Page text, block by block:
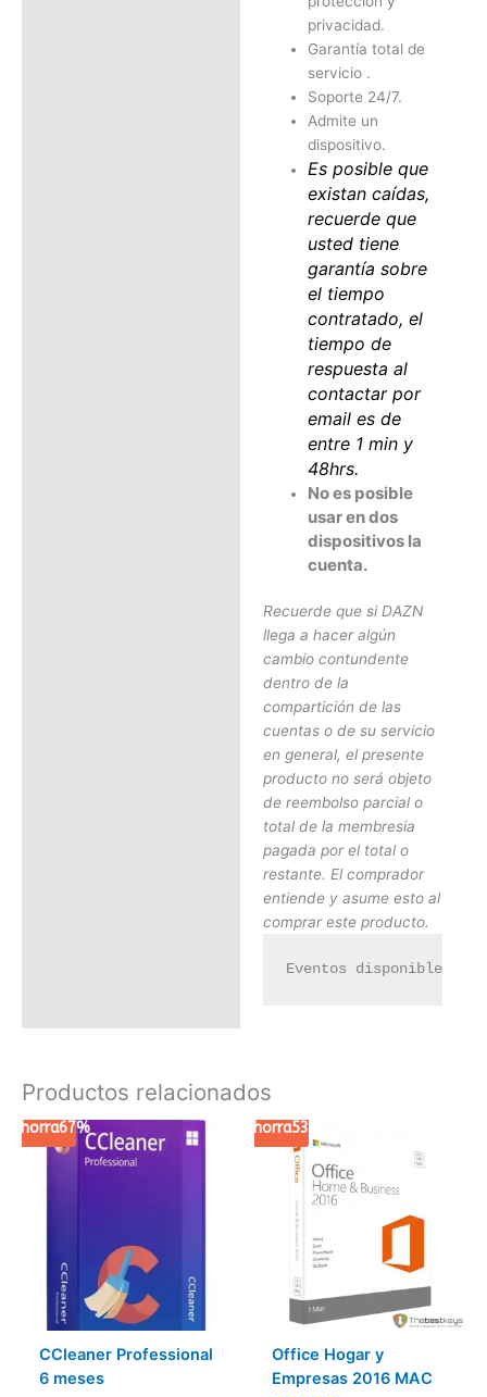
privacidad.
Garantía total de
servicio .
Soporte 24/7.
Admite un
dispositivo.
Es posible que
existan caídas,
recuerde que
usted tiene
garantía sobre
el tiempo
contratado, el
tiempo de
respuesta al
contactar por
email es de
entre 1 min y
48hrs.
No es posible
usar en dos
dispositivos la
cuenta.
Recuerde que si DAZN
llega a hacer algún
cambio contundente
dentro de la
compartición de las
cuentas o de su servicio
en general, el presente
producto no será objeto
de reembolso parcial o
total de la membresia
pagada por el total o
restante. El comprador
entiende y asume esto al
comprar este producto.
Eventos disponibles
Productos relacionados
Ahorra67%
CCleaner Professional
6 meses
El
precio
El
precio
Ahorra53%
Office Hogar y
Empresas 2016 MAC
original
149.99€.
precio